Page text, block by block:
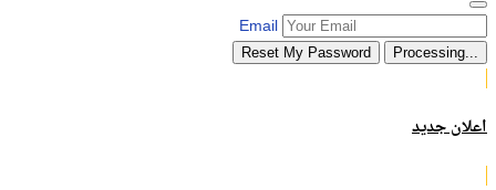
Email
Reset My Password Processing...
اعلان جديد